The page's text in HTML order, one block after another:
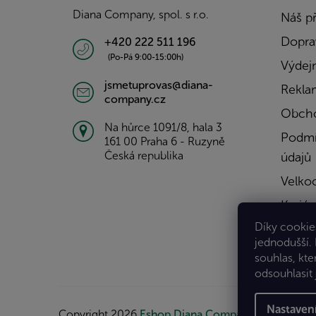
Díky
jednodušší.
souhlas,
odsouhlasit
Diana Company, spol. s r.o.
+420 222 511 196
(Po-Pá 9:00-15:00h)
jsmetuprovas@diana-
company.cz
Na hůrce 1091/8, hala 3
161 00 Praha 6 - Ruzyně
Česká republika
Náš
údajů